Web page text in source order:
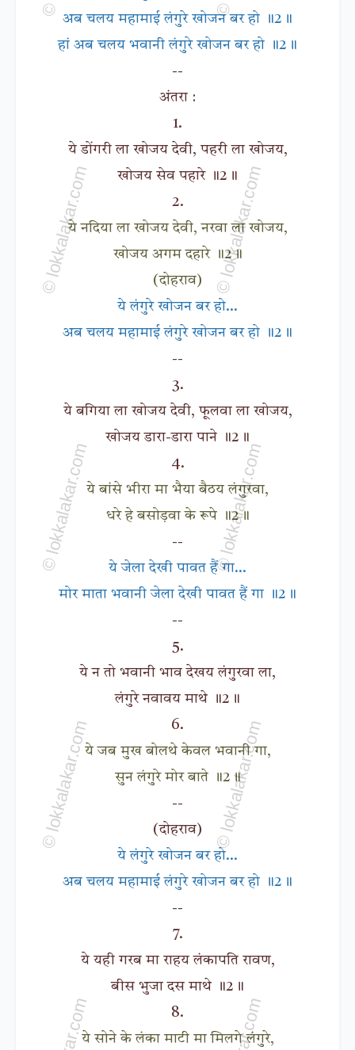
अब चलय महामाई लंगुरे खोजन बर हो ॥2॥
हां अब चलय भवानी लंगुरे खोजन बर हो ॥2॥
--
अंतरा :
1.
ये डोंगरी ला खोजय देवी, पहरी ला खोजय,
खोजय सेव पहारे ॥2॥
2.
ये नदिया ला खोजय देवी, नरवा ला खोजय,
खोजय अगम दहारे ॥2॥
(दोहराव)
ये लंगुरे खोजन बर हो...
अब चलय महामाई लंगुरे खोजन बर हो ॥2॥
--
3.
ये बगिया ला खोजय देवी, फूलवा ला खोजय,
खोजय डारा-डारा पाने ॥2॥
4.
ये बांसे भीरा मा भैया बैठय लंगुरवा,
धरे हे बसोड़वा के रूपे ॥2॥
--
ये जेला देखी पावत हैं गा...
मोर माता भवानी जेला देखी पावत हैं गा ॥2॥
--
5.
ये न तो भवानी भाव देखय लंगुरवा ला,
लंगुरे नवावय माथे ॥2॥
6.
ये जब मुख बोलथे केवल भवानी गा,
सुन लंगुरे मोर बाते ॥2॥
--
(दोहराव)
ये लंगुरे खोजन बर हो...
अब चलय महामाई लंगुरे खोजन बर हो ॥2॥
--
7.
ये यही गरब मा राहय लंकापति रावण,
बीस भुजा दस माथे ॥2॥
8.
ये सोने के लंका माटी मा मिलगे लंगुरे,